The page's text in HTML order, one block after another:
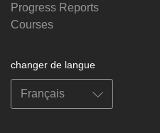
Progress Reports
Courses
changer de langue